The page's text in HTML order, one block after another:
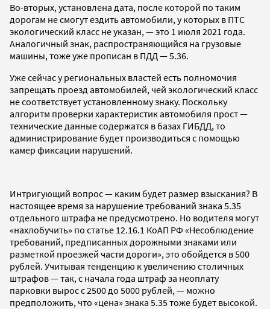
Во-вторых, установлена дата, после которой по таким
дорогам не смогут ездить автомобили, у которых в ПТС
экологический класс не указан, — это 1 июля 2021 года.
Аналогичный знак, распространяющийся на грузовые
машины, тоже уже прописан в ПДД — 5.36.
Уже сейчас у региональных властей есть полномочия
запрещать проезд автомобилей, чей экологический класс
не соответствует установленному знаку. Поскольку
алгоритм проверки характеристик автомобиля прост —
технические данные содержатся в базах ГИБДД, то
администрирование будет производиться с помощью
камер фиксации нарушений.
Интригующий вопрос — каким будет размер взыскания? В
настоящее время за нарушение требований знака 5.35
отдельного штрафа не предусмотрено. Но водителя могут
«нахлобучить» по статье 12.16.1 КоАП РФ «Несоблюдение
требований, предписанных дорожными знаками или
разметкой проезжей части дороги», это обойдется в 500
рублей. Учитывая тенденцию к увеличению столичных
штрафов — так, с начала года штраф за неоплату
парковки вырос с 2500 до 5000 рублей, — можно
предположить, что «цена» знака 5.35 тоже будет высокой.